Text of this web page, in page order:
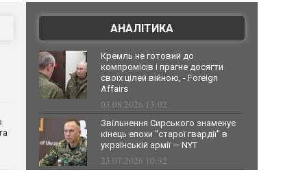
АНАЛІТИКА
Кремль не готовий до
компромісів і прагне досягти
своїх цілей війною, - Foreign
Affairs
03.08.2026 13:02
Звільнення Сирського знаменує
кінець епохи "старої гвардії" в
українській армії — NYT
23.07.2026 10:32